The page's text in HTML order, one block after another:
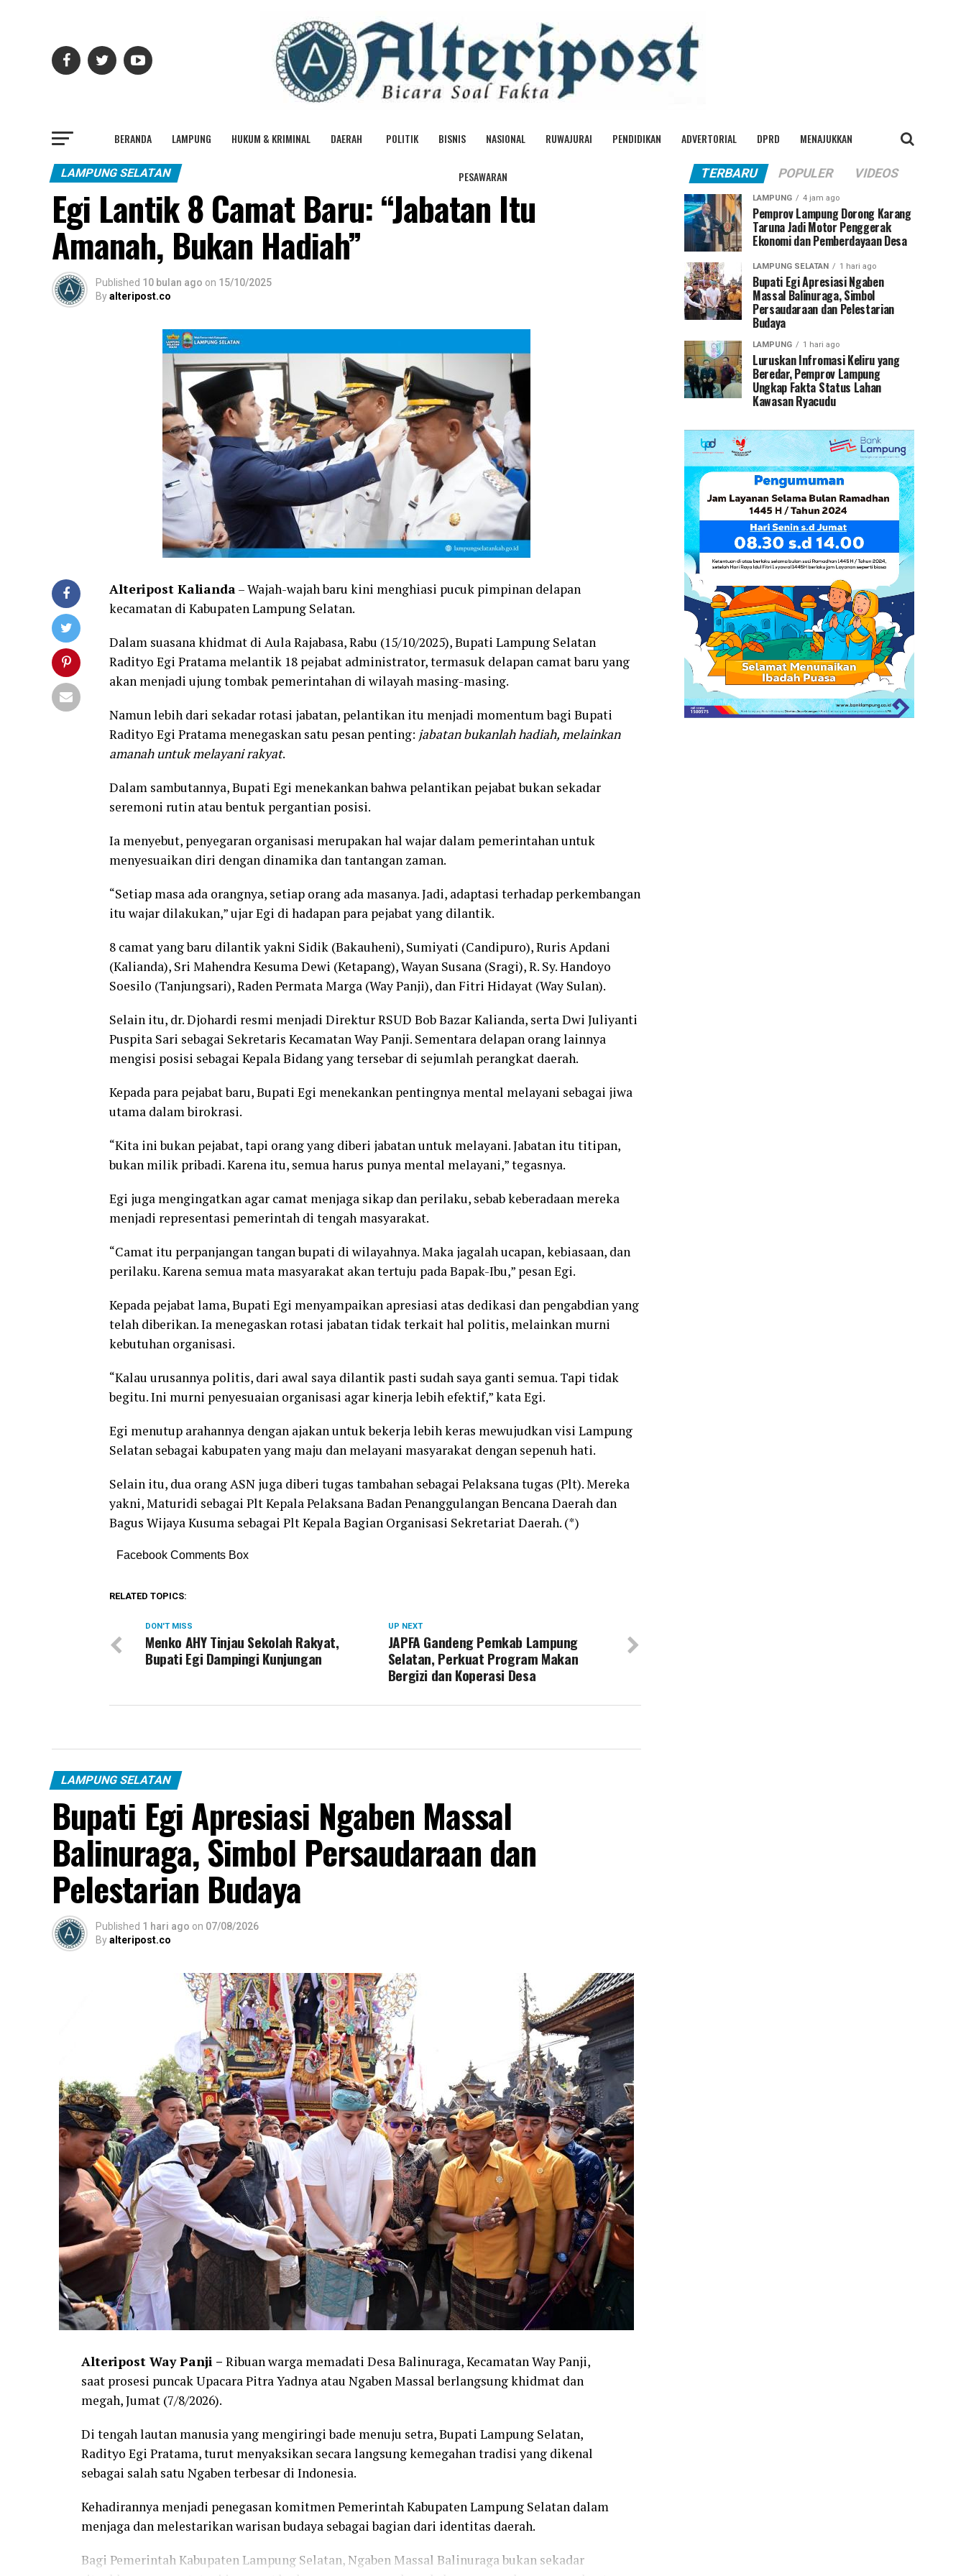
BERANDA LAMPUNG HUKUM & KRIMINAL DAERAH POLITIK BISNIS NASIONAL RUWAJURAI PENDIDIKAN ADVERTORIAL DPRD MENAJUKKAN
PESAWARAN
LAMPUNG SELATAN
Egi Lantik 8 Camat Baru: “Jabatan Itu
Amanah, Bukan Hadiah”
Published 10 bulan ago on 15/10/2025
Byalteripost.co
Alteripost Kalianda– Wajah-wajah baru kini menghiasi pucuk pimpinan delapan
kecamatan di Kabupaten Lampung Selatan.
Dalam suasana khidmat di Aula Rajabasa, Rabu (15/10/2025), Bupati Lampung Selatan
Radityo Egi Pratama melantik 18 pejabat administrator, termasuk delapan camat baru yang
akan menjadi ujung tombak pemerintahan di wilayah masing-masing.
Namun lebih dari sekadar rotasi jabatan, pelantikan itu menjadi momentum bagi Bupati
Radityo Egi Pratama menegaskan satu pesan penting: jabatan bukanlah hadiah, melainkan
amanah untuk melayani rakyat.
Dalam sambutannya, Bupati Egi menekankan bahwa pelantikan pejabat bukan sekadar
seremoni rutin atau bentuk pergantian posisi.
Ia menyebut, penyegaran organisasi merupakan hal wajar dalam pemerintahan untuk
menyesuaikan diri dengan dinamika dan tantangan zaman.
“Setiap masa ada orangnya, setiap orang ada masanya. Jadi, adaptasi terhadap perkembangan
itu wajar dilakukan,” ujar Egi di hadapan para pejabat yang dilantik.
8 camat yang baru dilantik yakni Sidik (Bakauheni), Sumiyati (Candipuro), Ruris Apdani
(Kalianda), Sri Mahendra Kesuma Dewi (Ketapang), Wayan Susana (Sragi), R. Sy. Handoyo
Soesilo (Tanjungsari), Raden Permata Marga (Way Panji), dan Fitri Hidayat (Way Sulan).
Selain itu, dr. Djohardi resmi menjadi Direktur RSUD Bob Bazar Kalianda, serta Dwi Juliyanti
Puspita Sari sebagai Sekretaris Kecamatan Way Panji. Sementara delapan orang lainnya
mengisi posisi sebagai Kepala Bidang yang tersebar di sejumlah perangkat daerah.
Kepada para pejabat baru, Bupati Egi menekankan pentingnya mental melayani sebagai jiwa
utama dalam birokrasi.
“Kita ini bukan pejabat, tapi orang yang diberi jabatan untuk melayani. Jabatan itu titipan,
bukan milik pribadi. Karena itu, semua harus punya mental melayani,” tegasnya.
Egi juga mengingatkan agar camat menjaga sikap dan perilaku, sebab keberadaan mereka
menjadi representasi pemerintah di tengah masyarakat.
“Camat itu perpanjangan tangan bupati di wilayahnya. Maka jagalah ucapan, kebiasaan, dan
perilaku. Karena semua mata masyarakat akan tertuju pada Bapak-Ibu,” pesan Egi.
Kepada pejabat lama, Bupati Egi menyampaikan apresiasi atas dedikasi dan pengabdian yang
telah diberikan. Ia menegaskan rotasi jabatan tidak terkait hal politis, melainkan murni
kebutuhan organisasi.
“Kalau urusannya politis, dari awal saya dilantik pasti sudah saya ganti semua. Tapi tidak
begitu. Ini murni penyesuaian organisasi agar kinerja lebih efektif,” kata Egi.
Egi menutup arahannya dengan ajakan untuk bekerja lebih keras mewujudkan visi Lampung
Selatan sebagai kabupaten yang maju dan melayani masyarakat dengan sepenuh hati.
Selain itu, dua orang ASN juga diberi tugas tambahan sebagai Pelaksana tugas (Plt). Mereka
yakni, Maturidi sebagai Plt Kepala Pelaksana Badan Penanggulangan Bencana Daerah dan
Bagus Wijaya Kusuma sebagai Plt Kepala Bagian Organisasi Sekretariat Daerah. (*)
Facebook Comments Box
RELATED TOPICS:
UP NEXT
JAPFA Gandeng Pemkab Lampung
Selatan, Perkuat Program Makan
Bergizi dan Koperasi Desa
DON'T MISS
Menko AHY Tinjau Sekolah Rakyat,
Bupati Egi Dampingi Kunjungan
LAMPUNG SELATAN
Bupati Egi Apresiasi Ngaben Massal
Balinuraga, Simbol Persaudaraan dan
Pelestarian Budaya
Published 1 hari ago on 07/08/2026
Byalteripost.co
Alteripost Way Panji – Ribuan warga memadati Desa Balinuraga, Kecamatan Way Panji,
saat prosesi puncak Upacara Pitra Yadnya atau Ngaben Massal berlangsung khidmat dan
megah, Jumat (7/8/2026).
Di tengah lautan manusia yang mengiringi bade menuju setra, Bupati Lampung Selatan,
Radityo Egi Pratama, turut menyaksikan secara langsung kemegahan tradisi yang dikenal
sebagai salah satu Ngaben terbesar di Indonesia.
Kehadirannya menjadi penegasan komitmen Pemerintah Kabupaten Lampung Selatan dalam
menjaga dan melestarikan warisan budaya sebagai bagian dari identitas daerah.
Bagi Pemerintah Kabupaten Lampung Selatan, Ngaben Massal Balinuraga bukan sekadar
TERBARU POPULER VIDEOS
LAMPUNG 4 jam ago
Pemprov Lampung Dorong Karang
Taruna Jadi Motor Penggerak
Ekonomi dan Pemberdayaan Desa
LAMPUNG SELATAN 1 hari ago
Bupati Egi Apresiasi Ngaben
Massal Balinuraga, Simbol
Persaudaraan dan Pelestarian
Budaya
LAMPUNG 1 hari ago
Luruskan Infromasi Keliru yang
Beredar, Pemprov Lampung
Ungkap Fakta Status Lahan
Kawasan Ryacudu